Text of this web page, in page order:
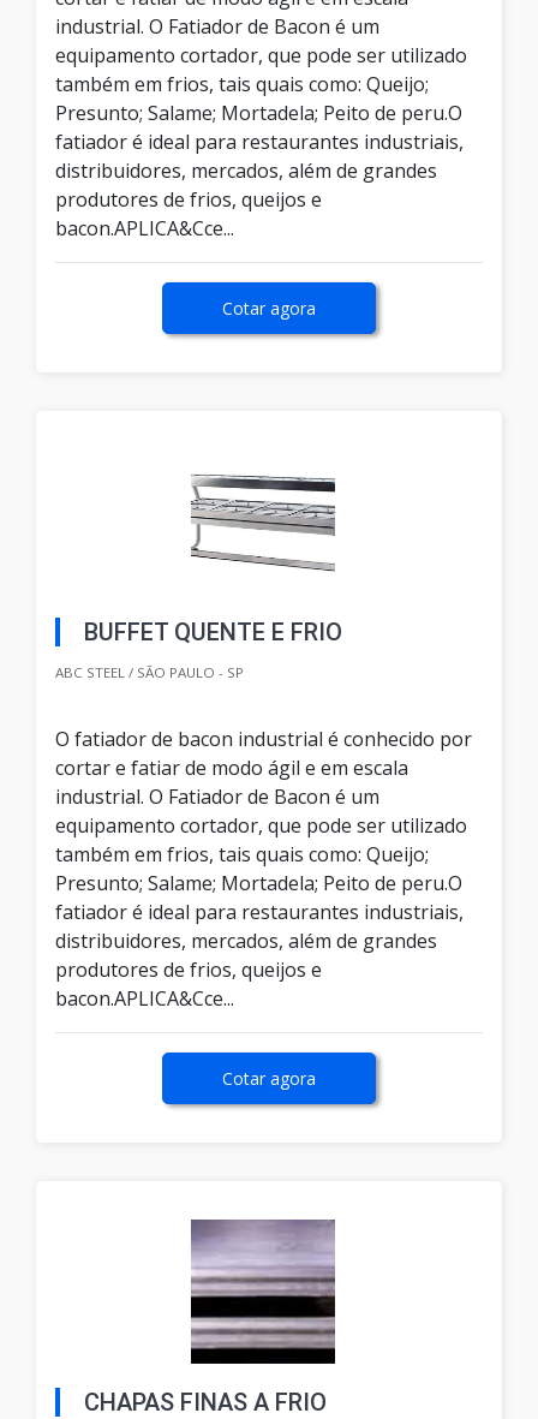
industrial. O Fatiador de Bacon é um
equipamento cortador, que pode ser utilizado
também em frios, tais quais como: Queijo;
Presunto; Salame; Mortadela; Peito de peru.O
fatiador é ideal para restaurantes industriais,
distribuidores, mercados, além de grandes
produtores de frios, queijos e
bacon.APLICA&Cce...
Cotar agora
BUFFET QUENTE E FRIO
ABC STEEL / SÃO PAULO - SP
O fatiador de bacon industrial é conhecido por
cortar e fatiar de modo ágil e em escala
industrial. O Fatiador de Bacon é um
equipamento cortador, que pode ser utilizado
também em frios, tais quais como: Queijo;
Presunto; Salame; Mortadela; Peito de peru.O
fatiador é ideal para restaurantes industriais,
distribuidores, mercados, além de grandes
produtores de frios, queijos e
bacon.APLICA&Cce...
Cotar agora
CHAPAS FINAS A FRIO